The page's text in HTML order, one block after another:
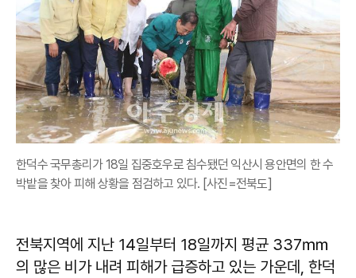
한덕수 국무총리가 18일 집중호우로 침수됐던 익산시 용안면의 한 수
박밭을 찾아 피해 상황을 점검하고 있다. [사진=전북도]
전북지역에 지난 14일부터 18일까지 평균 337㎜
의 많은 비가 내려 피해가 급증하고 있는 가운데, 한덕